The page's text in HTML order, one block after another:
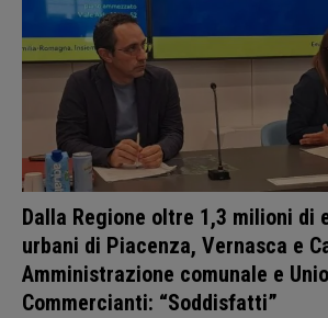
Dalla Regione oltre 1,3 milioni di
urbani di Piacenza, Vernasca e
Amministrazione comunale e
Commercianti: “Soddisfatti”